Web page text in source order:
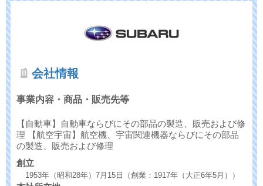
会社情報
事業内容・商品・販売先等
【自動車】自動車ならびにその部品の製造、販売および修
理 【航空宇宙】航空機、宇宙関連機器ならびにその部品
の製造、販売および修理
創立
1953年（昭和28年）7月15日（創業：1917年（大正6年5月））